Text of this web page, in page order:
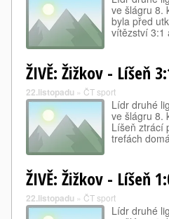
ve šlágru 8.
byla před
vítězství
ŽIVĚ: Žižkov - Líšeň
22.listopadu » ČT sport
Lídr druhé
ve šlágru 8.
Líšeň ztrácí
trefách
ŽIVĚ: Žižkov - Líšeň
22.listopadu » ČT sport
Lídr druhé